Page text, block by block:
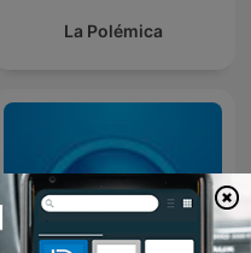
La Polémica